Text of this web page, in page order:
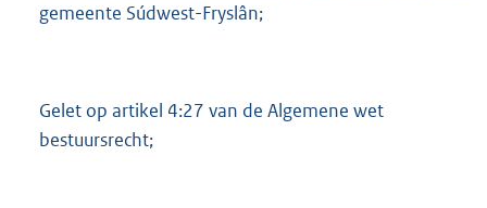
b
gemeente Súdwest-Fryslân;
Gelet op artikel 4:27 van de Algemene wet
bestuursrecht;